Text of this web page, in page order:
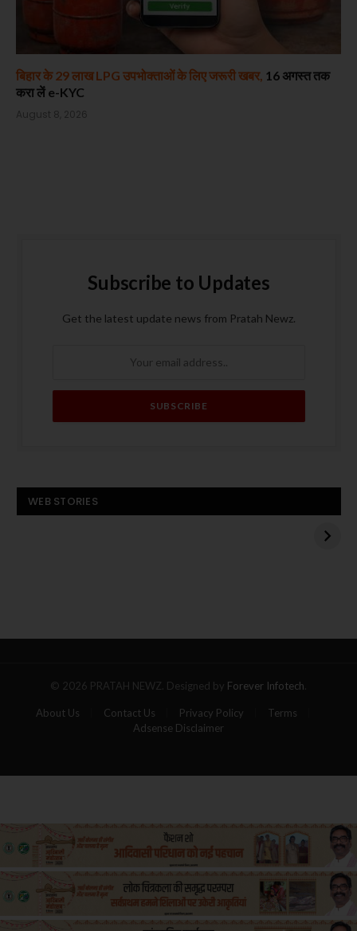
बिहार के 29 लाख LPG उपभोक्ताओं के लिए जरूरी खबर, 16 अगस्त तक
करा लें e-KYC
August 8, 2026
Subscribe to Updates
Get the latest update news from Pratah Newz.
WEB STORIES
बस बनी आग का गोला, पांच
यात्रियों की मौत
पहले हमास का अमेरिकी
© 2026 PRATAH NEWZ. Designed by Forever Infotech
About Us Contact Us Privacy Policy
Terms
Adsense Disclaimer